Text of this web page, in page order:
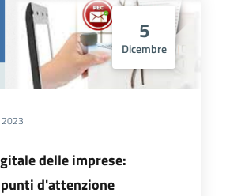
5
Dicembre
delle imprese:
d'attenzione